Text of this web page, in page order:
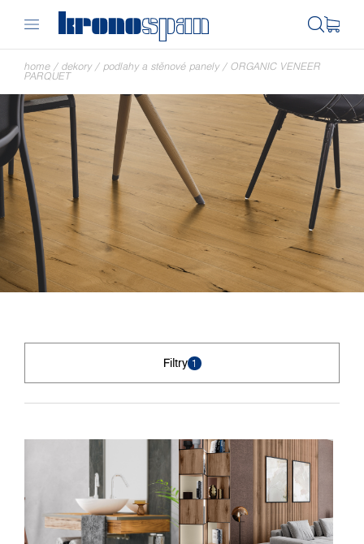
home / dekory / podlahy a stěnové panely / ORGANIC VENEER
PARQUET
Filtry 1